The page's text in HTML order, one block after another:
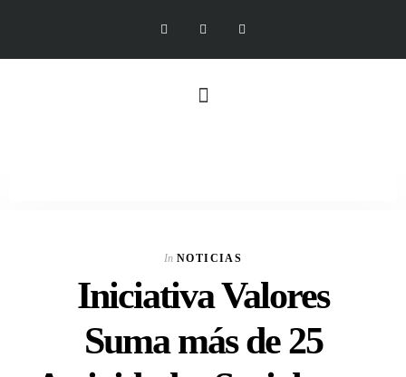
In NOTICIAS
Iniciativa Valores
Suma más de 25